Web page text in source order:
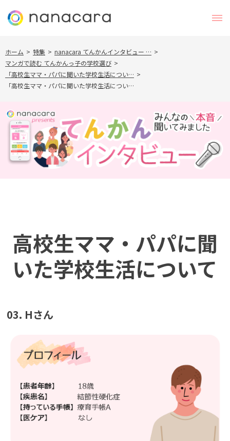
ホーム > 特集 > nanacara てんかんインタビュー … >
マンガで読む てんかんっ子の学校選び >
「高校生ママ・パパに聞いた学校生活につい… >
「高校生ママ・パパに聞いた学校生活につい…
高校生ママ・パパに聞
いた学校生活について
03. Hさん